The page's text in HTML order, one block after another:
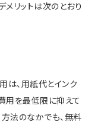
メリットは次のとおり
は、用紙代とインク
用を最低限に抑えて
法のなかでも、無料